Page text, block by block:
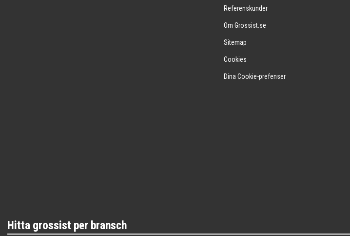
Referenskunder
Om Grossist.se
Sitemap
Cookies
Dina Cookie-prefenser
Hitta grossist per bransch